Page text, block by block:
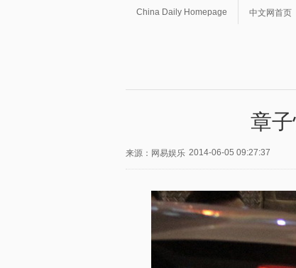
China Daily Homepage 中文网首页
章
来源：网易娱乐 2014-06-05 09:27:37